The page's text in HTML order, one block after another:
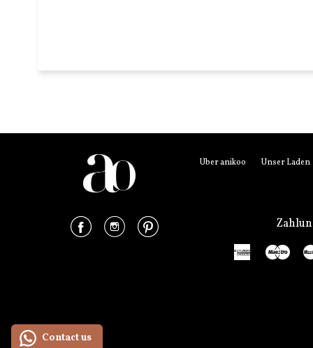
FacebookInstagramPinterest
Über anikoo Unser Laden
American
Express
Contact us